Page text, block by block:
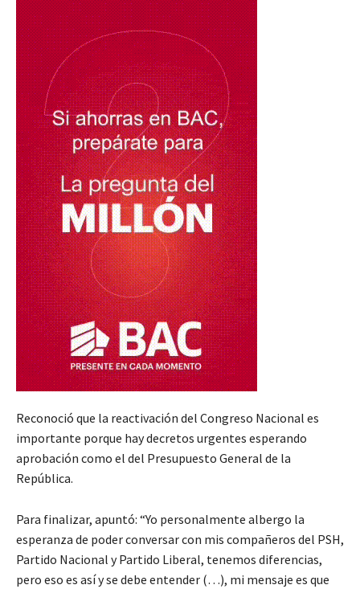
Reconoció que la reactivación del Congreso Nacional es
importante porque hay decretos urgentes esperando
aprobación como el del Presupuesto General de la
República.
Para finalizar, apuntó: “Yo personalmente albergo la
esperanza de poder conversar con mis compañeros del PSH,
Partido Nacional y Partido Liberal, tenemos diferencias,
pero eso es así y se debe entender (…), mi mensaje es que